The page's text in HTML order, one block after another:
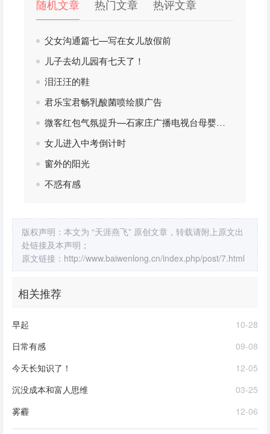
随机文章 热门文章 热评文章
父女沟通篇七—写在女儿放假前
儿子去幼儿园有七天了！
泪汪汪的鞋
君乐宝君畅乳酸菌喷绘膜广告
微客红包气氛提升—石家庄广播电视台母婴派孕妈节活动
女儿进入中考倒计时
窗外的阳光
不惑有感
版权声明：本文为 “天涯燕飞” 原创文章，转载请附上原文出
处链接及本声明；
原文链接： http://www.baiwenlong.cn/index.php/post/7.html
相关推荐
10-28
早起
09-08
日常有感
12-05
今天长知识了！
03-25
沉没成本和富人思维
12-06
雾霾